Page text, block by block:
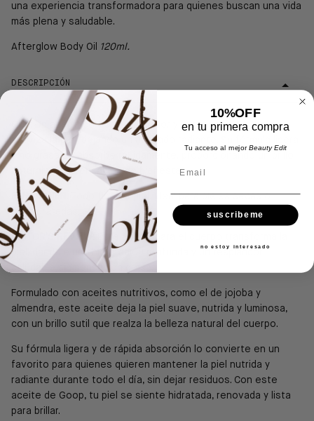
una experiencia transformadora para quienes buscan una vida
más plena y saludable.
Afterglow Body Oil 120ml.
DESCRIPCIÓN
QUE:
Un aceite corporal iluminador y nutritivo que hidrata y
suaviza la piel, dejando un acabado radiante. Su fórmula ligera
y no grasa se absorbe rápidamente, proporcionando un brillo
natural y una sensación de bienestar.
PARA QUIEN: Todo tipo de piel.
Ideal para pieles secas o
deshidratadas.
EDITOR'S REVIEW:
Este aceite para el cuerpo transforma la
piel, dándole una hidratación profunda y un resplandor
saludable sin sensación grasa.
Formulado con aceites nutritivos, como el de jojoba y
almendra, este aceite deja la piel suave, nutrida y luminosa,
con un brillo sutil que realza la belleza natural del cuerpo.
Su fórmula ligera y de rápida absorción lo convierte en un
favorito para quienes quieren mantener la piel nutrida y
radiante durante todo el día, sin dejar residuos. Con este
aceite de Goop, tu piel se siente hidratada, renovada y lista
para brillar.
10%OFF
en tu primera compra
Tu acceso al mejorBeauty Edit
suscribeme
no estoy interesado